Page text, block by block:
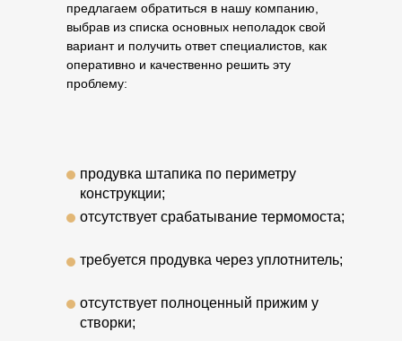
продувка штапика по периметру
конструкции;
отсутствует срабатывание термомоста;
требуется продувка через уплотнитель;
отсутствует полноценный прижим у
створки;
предлагаем обратиться в нашу компанию,
выбрав из списка основных неполадок свой
вариант и получить ответ специалистов, как
оперативно и качественно решить эту
проблему: